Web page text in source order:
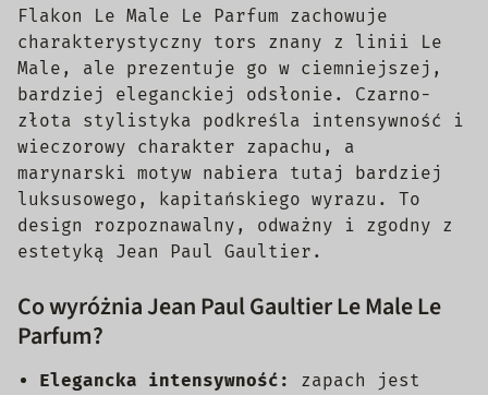
Flakon Le Male Le Parfum zachowuje
charakterystyczny tors znany z linii Le
Male, ale prezentuje go w ciemniejszej,
bardziej eleganckiej odsłonie. Czarno-
złota stylistyka podkreśla intensywność i
wieczorowy charakter zapachu, a
marynarski motyw nabiera tutaj bardziej
luksusowego, kapitańskiego wyrazu. To
design rozpoznawalny, odważny i zgodny z
estetyką Jean Paul Gaultier.
Co wyróżnia Jean Paul Gaultier Le Male Le
Parfum?
Elegancka intensywność:
zapach jest